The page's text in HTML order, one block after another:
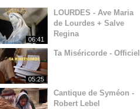
06:41
LOURDES - Ave Maria
de Lourdes + Salve
Regina
05:25
Ta Miséricorde - Officiel
Cantique de Syméon -
Robert Lebel